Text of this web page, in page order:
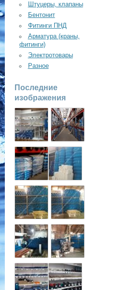
Штуцеры, клапаны
Бентонит
Фитинги ПНД
Арматура (краны,
фитинги)
Электротовары
Разное
Последние
изображения